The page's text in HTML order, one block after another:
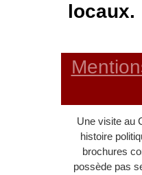
locaux.
Une visite au
histoire
brochures
possède pas